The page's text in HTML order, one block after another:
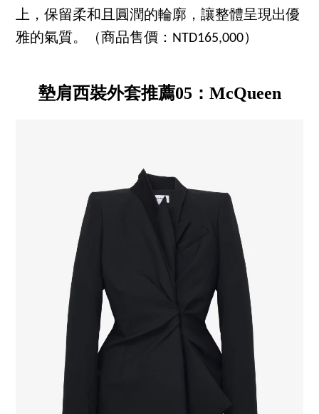
上，保留柔和且圓潤的輪廓，讓整體呈現出優
雅的氣質。（商品售價：NTD165,000）
墊肩西裝外套推薦05：McQueen